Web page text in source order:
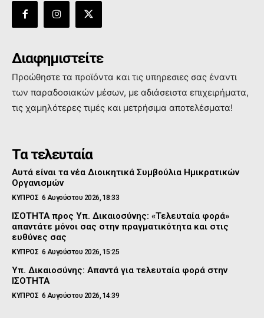
Διαφημιστείτε
Προώθηστε τα προϊόντα και τις υπηρεσιες σας έναντι
των παραδοσιακών μέσων, με αδιάσειστα επιχειρήματα,
τις χαμηλότερες τιμές και μετρήσιμα αποτελέσματα!
Τα τελευταία
Αυτά είναι τα νέα Διοικητικά Συμβούλια Ημικρατικών
Οργανισμών
ΚΥΠΡΟΣ 6 Αυγούστου 2026, 18:33
ΙΣΟΤΗΤΑ προς Υπ. Δικαιοσύνης: «Τελευταία φορά»
απαντάτε μόνοι σας στην πραγματικότητα και στις
ευθύνες σας
ΚΥΠΡΟΣ 6 Αυγούστου 2026, 15:25
Υπ. Δικαιοσύνης: Απαντά για τελευταία φορά στην
ΙΣΟΤΗΤΑ
ΚΥΠΡΟΣ 6 Αυγούστου 2026, 14:39